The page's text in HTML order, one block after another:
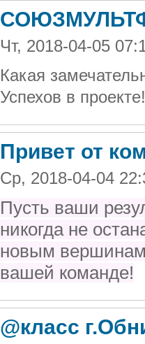
Чт, 2018-04-05
Какая
Успехов в проекте!
Привет от
Ср, 2018-04-04
Пусть ваши
никогда не
новым
вашей команде!
@класс